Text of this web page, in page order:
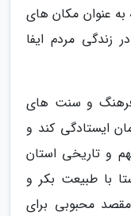
به عنوان مکان های
زندگی مردم ایفا
فرهنگ و سنت های
ایستادگی کند و
و تاریخی استان
با طبیعت بکر و
محبوبی برای